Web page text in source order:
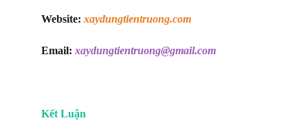
Website: xaydungtientruong.com
Email: xaydungtientruong@gmail.com
Kết Luận